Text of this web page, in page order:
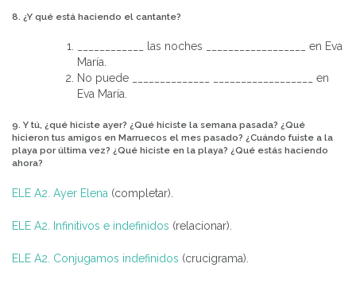
8. ¿Y qué está haciendo el cantante?
____________ las noches __________________ en Eva
María.
No puede ______________ __________________ en
Eva María.
9. Y tú, ¿qué hiciste ayer? ¿Qué hiciste la semana pasada? ¿Qué
hicieron tus amigos en Marruecos el mes pasado? ¿Cuándo fuiste a la
playa por última vez? ¿Qué hiciste en la playa? ¿Qué estás haciendo
ahora?
ELE A2. Ayer Elena (completar).
ELE A2. Infinitivos e indefinidos (relacionar).
ELE A2. Conjugamos indefinidos (crucigrama).